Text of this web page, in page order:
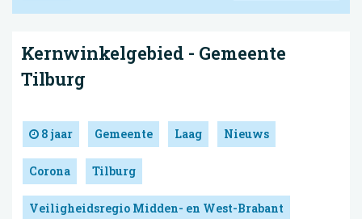
Kernwinkelgebied - Gemeente
Tilburg
8 jaar Gemeente Laag Nieuws
Corona Tilburg
Veiligheidsregio Midden- en West-Brabant